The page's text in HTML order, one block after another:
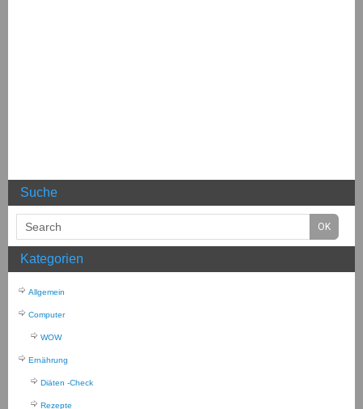
Suche
Kategorien
Allgemein
Computer
WOW
Ernährung
Diäten -Check
Rezepte